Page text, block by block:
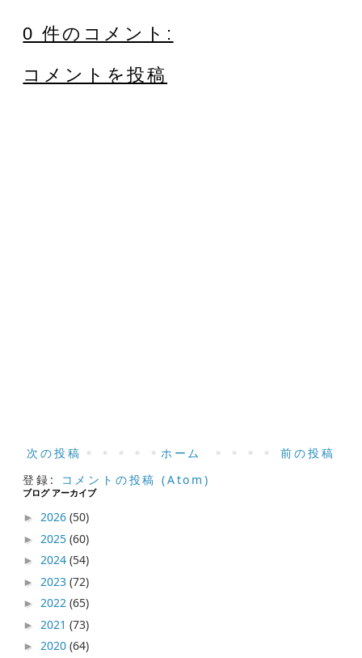
0 件のコメント:
コメントを投稿
次の投稿 前の投稿
ホーム
登録:
コメントの投稿 (Atom)
ブログ アーカイブ
► 2026(50)
► 2025(60)
► 2024(54)
► 2023(72)
► 2022(65)
► 2021(73)
► 2020(64)